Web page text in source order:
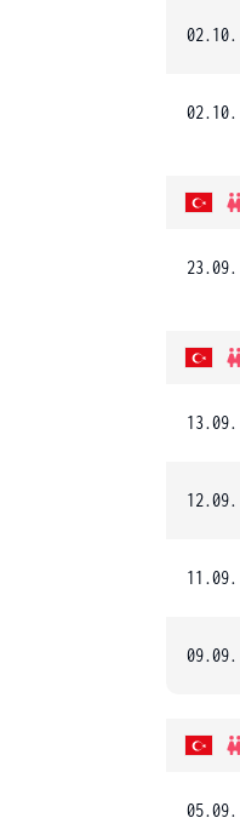
02.10.
02.10.
23.09.
13.09.
12.09.
11.09.
09.09.
05.09.